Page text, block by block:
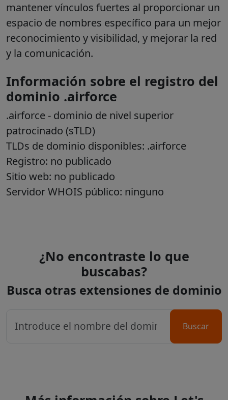
mantener vínculos fuertes al proporcionar un
espacio de nombres específico para un mejor
reconocimiento y visibilidad, y mejorar la red
y la comunicación.
Información sobre el registro del
dominio .airforce
.airforce - dominio de nivel superior
patrocinado (sTLD)
TLDs de dominio disponibles: .airforce
Registro: no publicado
Sitio web: no publicado
Servidor WHOIS público: ninguno
¿No encontraste lo que
buscabas?
Busca otras extensiones de dominio
Buscar